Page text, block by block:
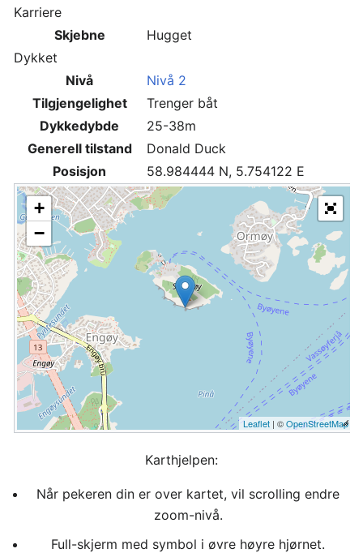
Karriere
Skjebne
Hugget
Dykket
Nivå
Nivå 2
Tilgjengelighet
Trenger båt
Dykkedybde
25-38m
Generell tilstand
Donald Duck
Posisjon
58.984444 N, 5.754122 E
+
−
Leaflet | ©OpenStreetMap
Karthjelpen:
Når pekeren din er over kartet, vil scrolling endre
zoom-nivå.
Full-skjerm med symbol i øvre høyre hjørnet.